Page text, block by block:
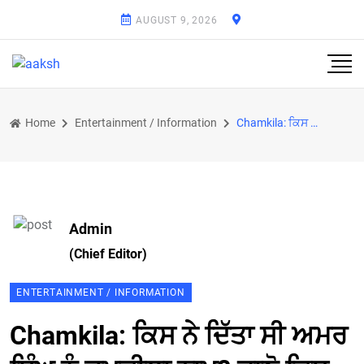
AUGUST 9, 2026
Home Entertainment / Information Chamkila: ਕਿਸ ਨੇ ਦਿੱਤਾ ਸੀ ਅਮਰ ਸਿੰਘ ਨੂੰ ਚਮਕੀਲਾ ਨਾਮ? ਜਾਣੋ ਕਿਸ ਦੀ ਗਲਤੀ ਨਾਲ ਸੰਦੀਲਾ ਤੋਂ ਬਣਿਆ ਚਮਕੀਲਾ
Admin
(Chief Editor)
ENTERTAINMENT / INFORMATION
Chamkila: ਕਿਸ ਨੇ ਦਿੱਤਾ ਸੀ ਅਮਰ